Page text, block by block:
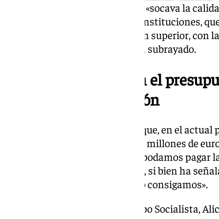
actual proyecto de Presupuesto «socava la
tienen «encomendada» dichas instituciones,
del servicio público de educación superior, con
ciudadanía andaluza», según ha subrayado.
Faltan 87 millones en el
modelo de financiación
Francisco Oliva ha concretado que, en el
para el año que viene, «faltan 87 millones de
públicas, simple y llanamente, podamos
capítulo 1» de sus presupuestos, si bien ha
enmendar este error», y «ojalá lo consigamos».
Al respecto, la portavoz del Grupo Socialista,